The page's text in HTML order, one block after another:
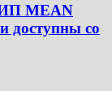
ИП MEAN
доступны со